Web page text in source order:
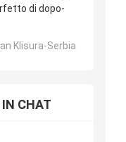
di dopo-
Klisura-Serbia
CHAT